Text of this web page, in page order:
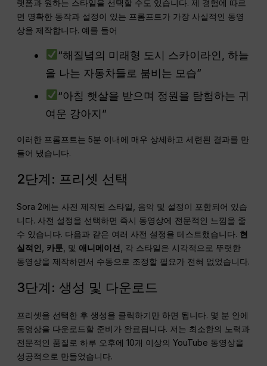
랫폼과 원하는 스타일을 선택할 수도 있습니다. 제 경험에 따르
면 명확한 동작과 설정이 있는 프롬프트가 가장 사실적인 동영
상을 제작합니다. 예를 들어
“해질녘의 미래형 도시 스카이라인, 하늘
을 나는 자동차들로 붐비는 모습”
“아침 햇살을 받으며 정원을 탐험하는 귀
여운 강아지”
이러한 프롬프트는 5분 이내에 매우 상세하고 세련된 결과를 만
들어 냈습니다.
2단계: 프리셋 선택
Sora 2에는 사전 제작된 스타일, 음악 및 설정이 포함되어 있습
니다. 사전 설정을 선택하면 즉시 동영상에 전문적인 느낌을 줄
수 있습니다. 다음과 같은 여러 사전 설정을 테스트했습니다. 현
실적인 카툰 , 및 애니메이션 , 각 스타일은 시각적으로 뚜렷한
동영상을 제작하면서 수동으로 조정할 필요가 전혀 없었습니다.
3단계: 생성 및 다운로드
프리셋을 선택한 후 생성을 클릭하기만 하면 됩니다. 몇 분 안에
동영상을 다운로드할 준비가 완료됩니다. 저는 최소한의 노력과
전문적인 품질로 하루 오후에 10개 이상의 YouTube 동영상을
성공적으로 만들었습니다.